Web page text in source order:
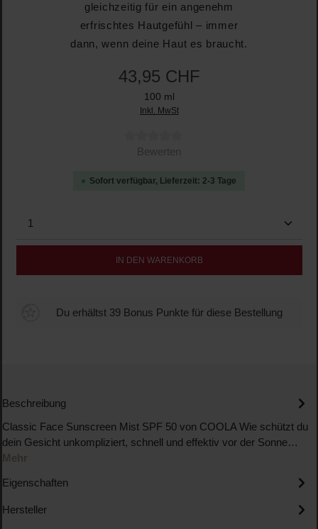
gleichzeitig für ein angenehm
erfrischtes Hautgefühl – immer
dann, wenn deine Haut es braucht.
43,95 CHF
100 ml
Inkl. MwSt
Durchschnittliche Bewertung von 0 von 5 Sternen
Bewerten
Sofort verfügbar, Lieferzeit: 2-3 Tage
Produkt Anzahl: Gib den gewünschten Wert ein
IN DEN WARENKORB
Du erhältst 39 Bonus Punkte für diese Bestellung
Beschreibung
Classic Face Sunscreen Mist SPF 50 von COOLA Wie schützt du
dein Gesicht unkompliziert, schnell und effektiv vor der Sonne…
Mehr
Eigenschaften
Hersteller